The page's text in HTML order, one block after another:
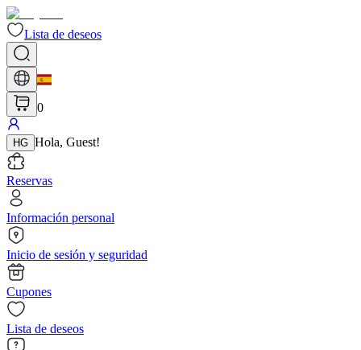
Lista de deseos
0
HG Hola, Guest!
Reservas
Información personal
Inicio de sesión y seguridad
Cupones
Lista de deseos